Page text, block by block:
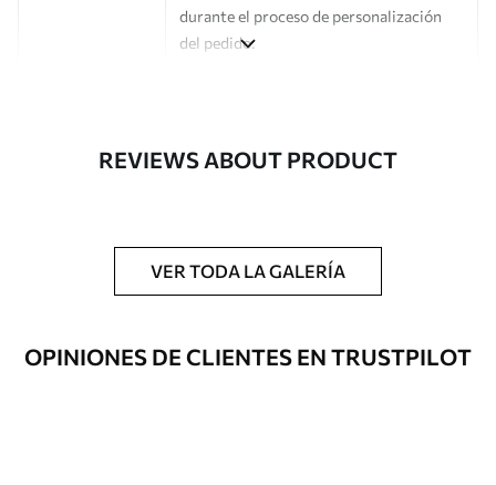
durante el proceso de personalización
del pedido.
Impreso bajo pedido y entregado en
rollos de hasta 50 cm de ancho.
Opciones
adicionales
Disponible con recubrimiento de barniz
y/o adhesivo para empapelar.
REVIEWS ABOUT PRODUCT
VER TODA LA GALERÍA
OPINIONES DE CLIENTES EN TRUSTPILOT